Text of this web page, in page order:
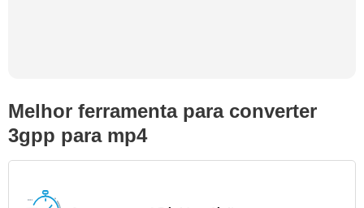
Melhor ferramenta para converter
3gpp para mp4